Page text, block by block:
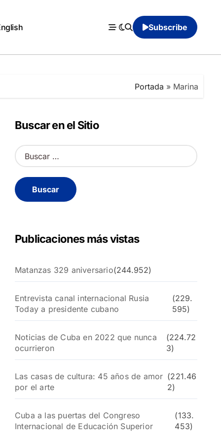
Subscribe
Portada » Marina
Buscar en el Sitio
B
u
c
a
Publicaciones más vistas
Matanzas 329 aniversario(244.952)
Entrevista canal internacional Rusia
Today a presidente cubano
(229.
595)
Noticias de Cuba en 2022 que nunca
ocurrieron
(224.72
3)
Las casas de cultura: 45 años de amor
por el arte
(221.46
2)
Cuba a las puertas del Congreso
Internacional de Educación Superior
(133.
453)